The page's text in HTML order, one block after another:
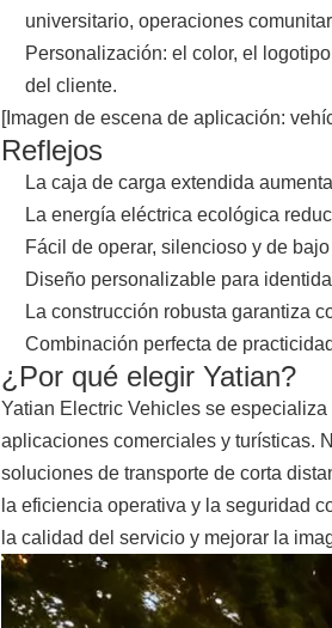
universitario, operaciones
Personalización: el color, el
del cliente.
[Imagen de escena de aplicación:
Reflejos
La caja de carga extendida
La energía eléctrica ecológica
Fácil de operar, silencioso y de
Diseño personalizable para
La construcción robusta garantiza
Combinación perfecta de
¿Por qué elegir Yatian?
Yatian Electric Vehicles se
aplicaciones comerciales y turísticas.
soluciones de transporte de corta
la eficiencia operativa y la seguridad
la calidad del servicio y mejorar la